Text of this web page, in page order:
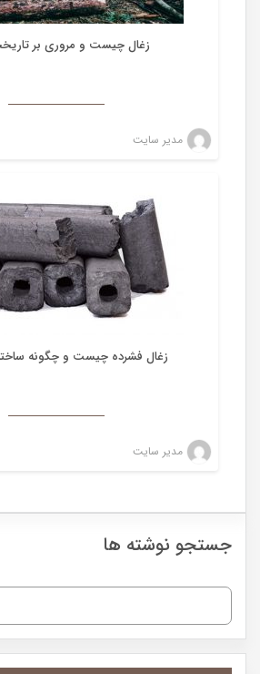
جستجو نوشته ها
برای:
زغال چیست و مروری بر
مدیر سایت
زغال فشرده چیست و چگونه
مدیر سایت